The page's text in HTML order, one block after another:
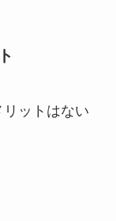
ットはない